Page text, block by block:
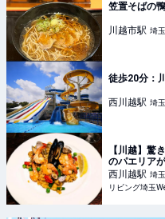
笠置そばの
川越市駅 埼
徒歩20分：
西川越駅 埼
【川越】驚
のパエリア
西川越駅 埼